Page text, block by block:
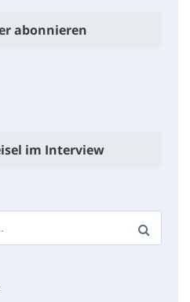
abonnieren
im Interview